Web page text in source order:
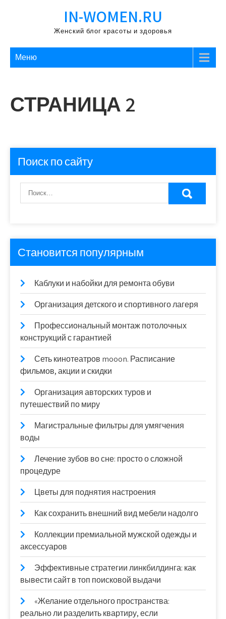
IN-WOMEN.RU
Женский блог красоты и здоровья
Меню
СТРАНИЦА 2
Поиск по сайту
Становится популярным
Каблуки и набойки для ремонта обуви
Организация детского и спортивного лагеря
Профессиональный монтаж потолочных
конструкций с гарантией
Сеть кинотеатров mooon. Расписание
фильмов, акции и скидки
Организация авторских туров и
путешествий по миру
Магистральные фильтры для умягчения
воды
Лечение зубов во сне: просто о сложной
процедуре
Цветы для поднятия настроения
Как сохранить внешний вид мебели надолго
Коллекции премиальной мужской одежды и
аксессуаров
Эффективные стратегии линкбилдинга: как
вывести сайт в топ поисковой выдачи
«Желание отдельного пространства:
реально ли разделить квартиру, если